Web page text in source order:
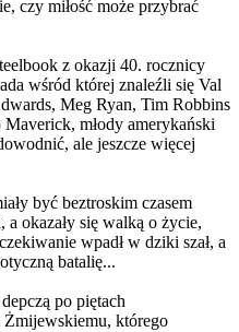
czy miłość może przybrać
z okazji 40. rocznicy
wśród której znaleźli się Val
Meg Ryan, Tim Robbins
młody amerykański
ale jeszcze więcej
być beztroskim czasem
a okazały się walką o życie,
wpadł w dziki szał, a
batalię...
po piętach
którego